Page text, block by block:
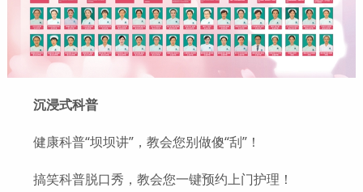
沉浸式科普
健康科普“坝坝讲”，教会您别做傻“刮”！
搞笑科普脱口秀，教会您一键预约上门护理！